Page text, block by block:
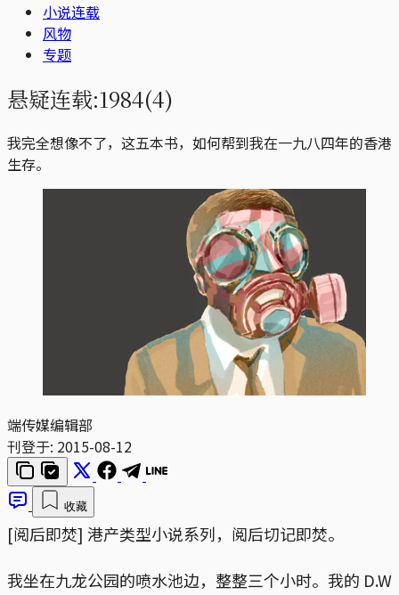
小说连载
风物
专题
悬疑连载:1984(4)
我完全想像不了，这五本书，如何帮到我在一九八四年的香港
生存。
端传媒编辑部
刊登于: 2015-08-12
收藏
[阅后即焚] 港产类型小说系列，阅后切记即焚。
我坐在九龙公园的喷水池边，整整三个小时。我的 D.W